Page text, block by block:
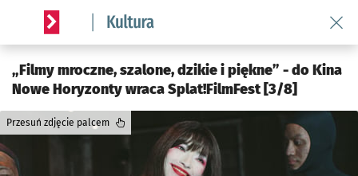
Serwis informacyjny wroclaw.pl podserwis: Kultura
„Filmy mroczne, szalone, dzikie i piękne” - do Kina
Nowe Horyzonty wraca Splat!FilmFest [3/8]
Przesuń zdjęcie palcem